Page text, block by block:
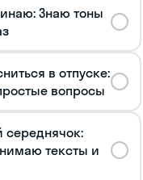
упрямого человека
rú niú) — "сильный
человеке с огромной
силой
— "дуть как бык",
Знаю тоны
в отпуске:
вопросы
середнячок:
тексты и